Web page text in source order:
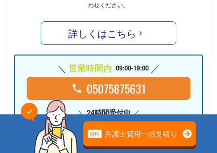
わせください。
詳しくはこちら
営業時間内 09:00-19:00
05075875631
24時間受付中
Webで相談